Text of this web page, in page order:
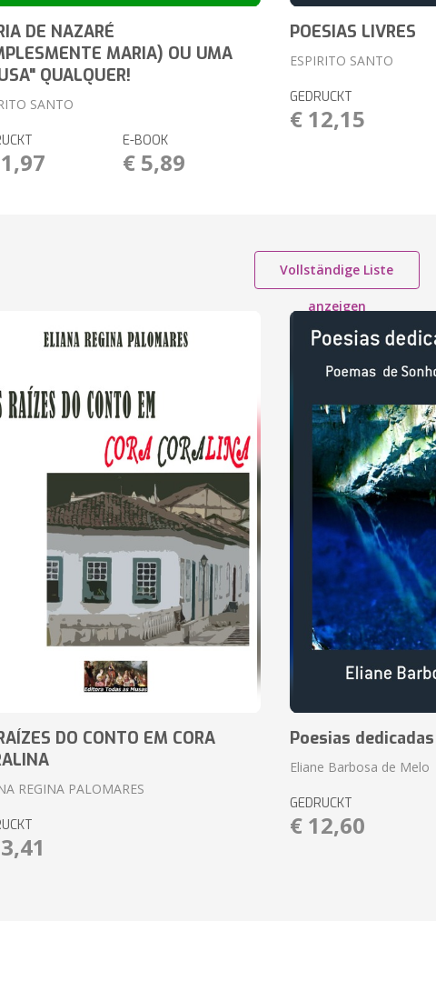
DE NAZARÉ
MARIA) OU UMA
QUALQUER!
SANTO
E-BOOK
€ 5,89
POESIAS LIVRES
ESPIRITO SANTO
GEDRUCKT
€ 12,15
Vollständige Liste
anzeigen
DO CONTO EM CORA
REGINA PALOMARES
Poesias
Eliane Barbosa de Melo
GEDRUCKT
€ 12,60